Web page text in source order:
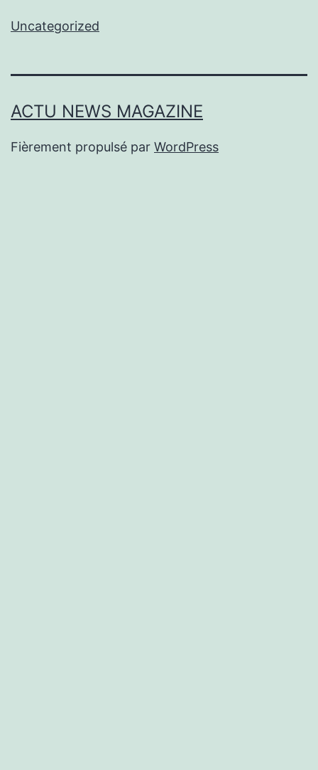
Uncategorized
ACTU NEWS MAGAZINE
Fièrement propulsé par WordPress